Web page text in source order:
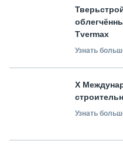
Tvermax
Узнать
X
Узнать